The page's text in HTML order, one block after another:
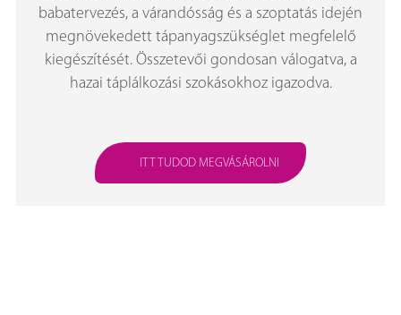
babatervezés, a várandósság és a szoptatás idején
megnövekedett tápanyagszükséglet megfelelő
kiegészítését. Összetevői gondosan válogatva, a
hazai táplálkozási szokásokhoz igazodva.
ITT TUDOD MEGVÁSÁROLNI